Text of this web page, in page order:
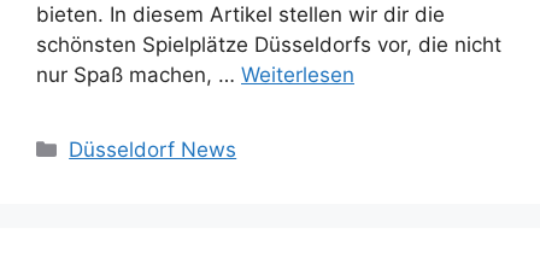
bieten. In diesem Artikel stellen wir dir die
schönsten Spielplätze Düsseldorfs vor, die nicht
nur Spaß machen, … Weiterlesen
Kategorien
Düsseldorf News